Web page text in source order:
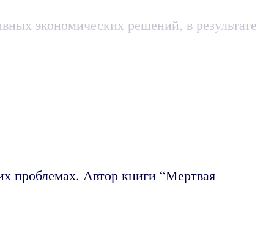
экономических решений, в результате
проблемах. Автор книги “Мертвая